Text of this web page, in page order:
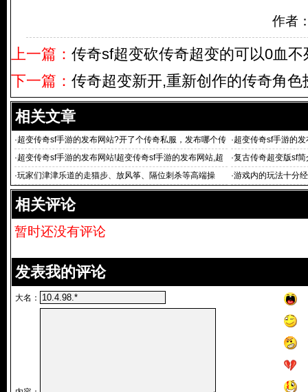
作者
上一篇： 传奇sf超变砍传奇超变的可以0血不
下一篇： 传奇超变新开,重新创作的传奇角色
相关文章
·超变传奇sf手游的发布网站?开了个传奇私服，发布哪个传
奇发布网可
·超变传奇sf手游的
这里每
·超变传奇sf手游的发布网站!超变传奇sf手游的发布网站,超
变
·复古传奇超变版sf
·玩家们津津乐道的走猫步、放风筝、隔位刺杀等高端操 ·游戏内的玩法十分
相关评论
暂时还没有评论
发表我的评论
大名：